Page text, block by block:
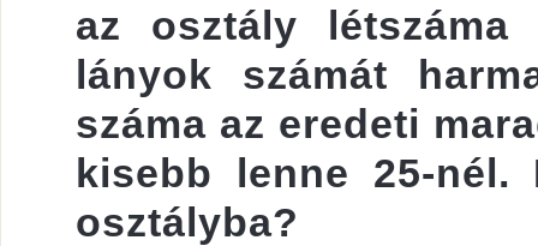
az osztály
lányok számát
száma az eredeti
kisebb lenne 25-
osztályba?